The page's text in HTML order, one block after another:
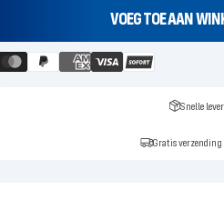
VOEG TOE AAN
Snelle
Gratis